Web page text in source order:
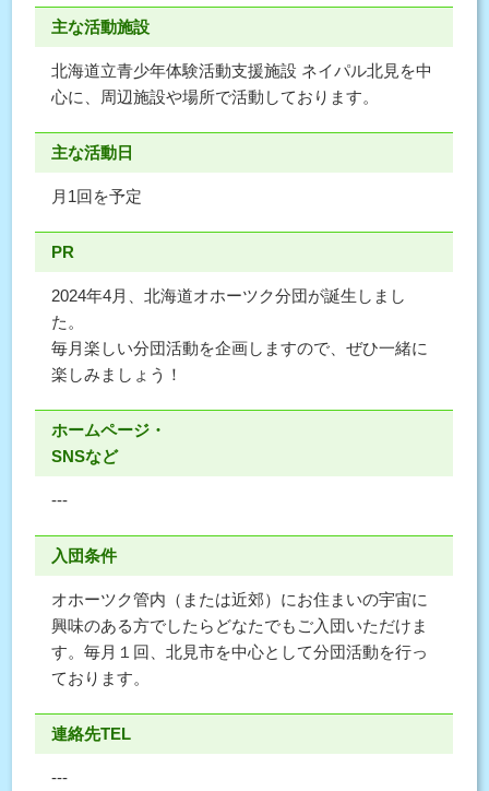
主な活動施設
北海道立青少年体験活動支援施設 ネイパル北見を中
心に、周辺施設や場所で活動しております。
主な活動日
月1回を予定
PR
2024年4月、北海道オホーツク分団が誕生しまし
た。
毎月楽しい分団活動を企画しますので、ぜひ一緒に
楽しみましょう！
ホームページ・
SNSなど
---
入団条件
オホーツク管内（または近郊）にお住まいの宇宙に
興味のある方でしたらどなたでもご入団いただけま
す。毎月１回、北見市を中心として分団活動を行っ
ております。
連絡先TEL
---